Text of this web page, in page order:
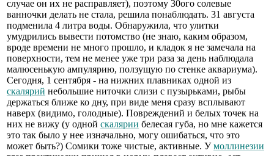
случае он их не расправляет), поэтому 30ого солевые
ванночки делать не стала, решила понаблюдать. 31 августа
подменила 4 литра воды. Обнаружила, что улитки
умудрились вывести потомство (не знаю, каким образом,
вроде времени не много прошло, и кладок я не замечала на
поверхности, тем не менее уже три раза за день наблюдала
малюсенькую ампулярию, ползущую по стенке аквариума).
Сегодня, 1 сентября - на нижних плавниках одной из
скалярий небольшие ниточки слизи с пузырьками, рыбы
держаться ближе ко дну, при виде меня сразу всплывают
наверх (видимо, голодные). Повреждений и белых точек на
них не вижу (у одной скалярии белесая губа, но мне кажется
это так было у нее изначально, могу ошибаться, что это
может быть?) Сомики тоже чистые, активные. Умоллинезии